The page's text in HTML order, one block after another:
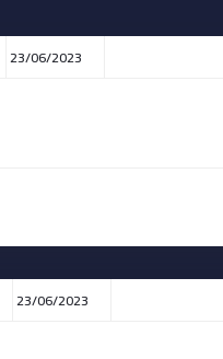
23/06/2023
23/06/2023